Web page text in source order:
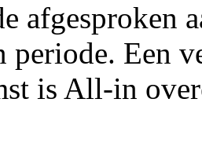
afgesproken
periode. Een
is All-in